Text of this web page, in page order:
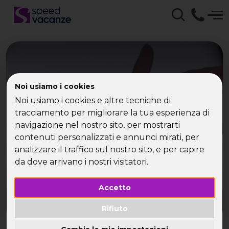
Noi usiamo i cookies
Noi usiamo i cookies e altre tecniche di
tracciamento per migliorare la tua esperienza di
navigazione nel nostro sito, per mostrarti
contenuti personalizzati e annunci mirati, per
analizzare il traffico sul nostro sito, e per capire
da dove arrivano i nostri visitatori.
Accetto
Rifiuto
Viaggio Single Italia con
Speed Vacanze - Viaggi
di gruppo per Single